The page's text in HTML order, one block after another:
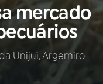
mercado
Unijuí, Argemiro